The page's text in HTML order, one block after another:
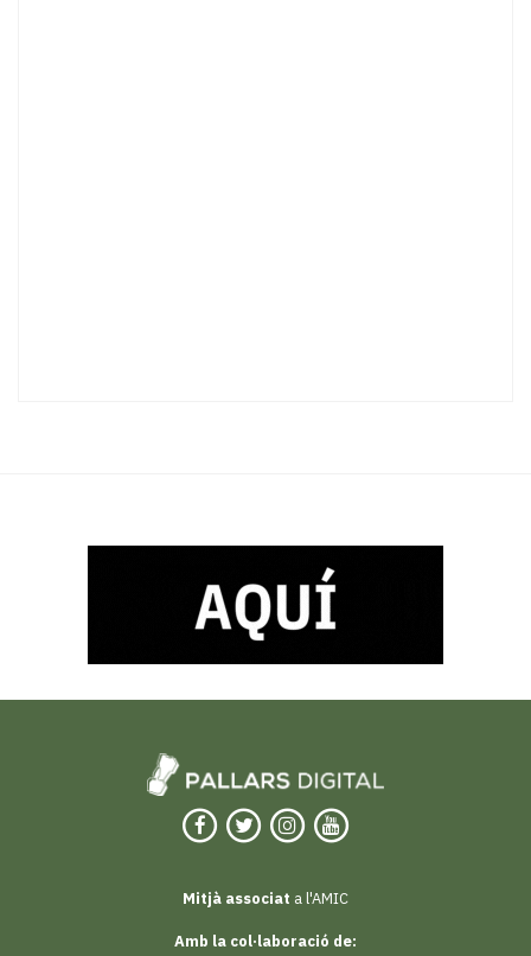
Mitjà associat a l'AMIC
Amb la col·laboració de: